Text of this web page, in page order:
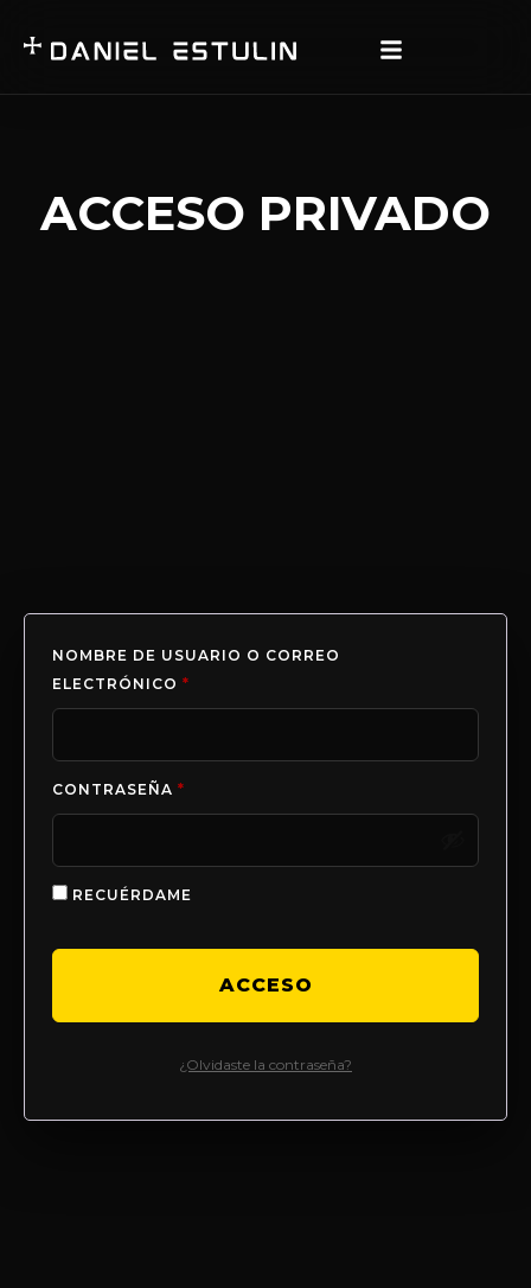
ACCESO PRIVADO
NOMBRE DE USUARIO O CORREO
ELECTRÓNICO *
CONTRASEÑA *
RECUÉRDAME
ACCESO
¿Olvidaste la contraseña?